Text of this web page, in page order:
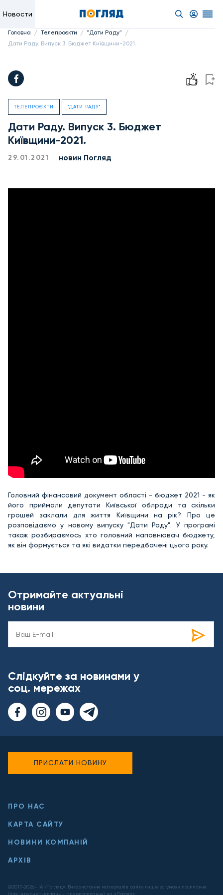
Новости
Головна / Телепроєкти / "Дати Раду" /
Дати Раду. Випуск 3. Бюджет Київщини-2021.
ТЕЛЕПРОЄКТИ "ДАТИ РАДУ"
Дати Раду. Випуск 3. Бюджет
Київщини-2021.
29.01.2021 новин Погляд
Головний фінансовий документ області - бюджет 2021 - як
його приймали депутати Київської облради та скільки
грошей заклали для життя Київщини на рік? Про це
розповідаємо у новому випуску "Дати Раду". У програмі
також розбираємось хто головний наповнювач бюджету,
як він формується та які видатки передбачені цього року.
Отримайте актуальні
новини
Слідкуйте за новинами у
соц. мережах
ПРО НАС
КАРТА САЙТУ
НОВИНИ КОМПАНІЙ
АРХІВ
@2017-2026- ІА «Погляд». Використання матеріалів сайту лише за умови посилання
(для інтернет-видань - гіперпосилання) на «Погляд».
ПРИСЛАТИ НОВИНУ